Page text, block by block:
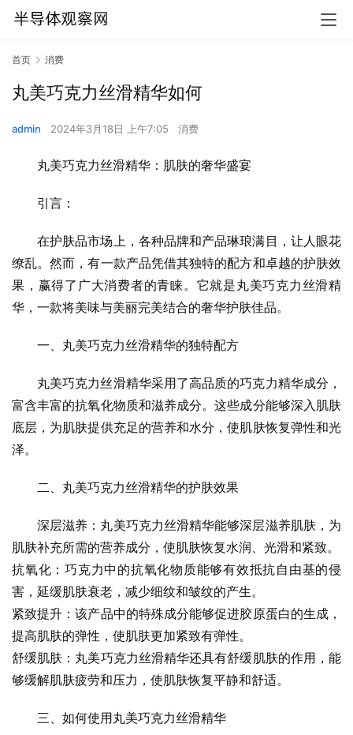
首页 消费
丸美巧克力丝滑精华如何
admin 2024年3月18日 上午7:05 消费
丸美巧克力丝滑精华：肌肤的奢华盛宴
引言：
在护肤品市场上，各种品牌和产品琳琅满目，让人眼花
缭乱。然而，有一款产品凭借其独特的配方和卓越的护肤效
果，赢得了广大消费者的青睐。它就是丸美巧克力丝滑精
华，一款将美味与美丽完美结合的奢华护肤佳品。
一、丸美巧克力丝滑精华的独特配方
丸美巧克力丝滑精华采用了高品质的巧克力精华成分，
富含丰富的抗氧化物质和滋养成分。这些成分能够深入肌肤
底层，为肌肤提供充足的营养和水分，使肌肤恢复弹性和光
泽。
二、丸美巧克力丝滑精华的护肤效果
深层滋养：丸美巧克力丝滑精华能够深层滋养肌肤，为
肌肤补充所需的营养成分，使肌肤恢复水润、光滑和紧致。
抗氧化：巧克力中的抗氧化物质能够有效抵抗自由基的侵
害，延缓肌肤衰老，减少细纹和皱纹的产生。
紧致提升：该产品中的特殊成分能够促进胶原蛋白的生成，
提高肌肤的弹性，使肌肤更加紧致有弹性。
舒缓肌肤：丸美巧克力丝滑精华还具有舒缓肌肤的作用，能
够缓解肌肤疲劳和压力，使肌肤恢复平静和舒适。
三、如何使用丸美巧克力丝滑精华